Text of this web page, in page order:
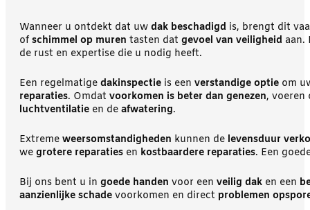
Wanneer u ontdekt dat uw dak beschadigd is, brengt dit
of schimmel op muren tasten dat gevoel van veiligheid aan.
de rust en expertise die u nodig heeft.
Een regelmatige dakinspectie is een verstandige optie om
reparaties. Omdat voorkomen is beter dan genezen, voeren
luchtventilatie en de afwatering.
Extreme weersomstandigheden kunnen de levensduur
we grotere reparaties en kostbaardere reparaties. Een
Bij ons bent u in goede handen voor een veilig dak en een
aanzienlijke schade voorkomen en direct problemen